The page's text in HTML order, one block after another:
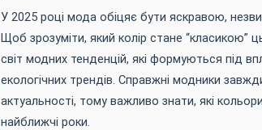
У 2025 році мода обіцяє бути яскравою,
Щоб зрозуміти, який колір стане “класикою”
світ модних тенденцій, які формуються під
екологічних трендів. Справжні модники
актуальності, тому важливо знати, які
найближчі роки.